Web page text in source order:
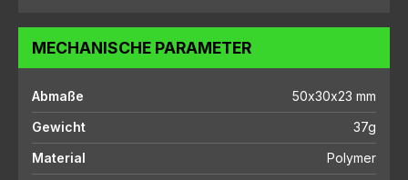
MECHANISCHE PARAMETER
Abmaße
50x30x23 mm
Gewicht
37g
Material
Polymer